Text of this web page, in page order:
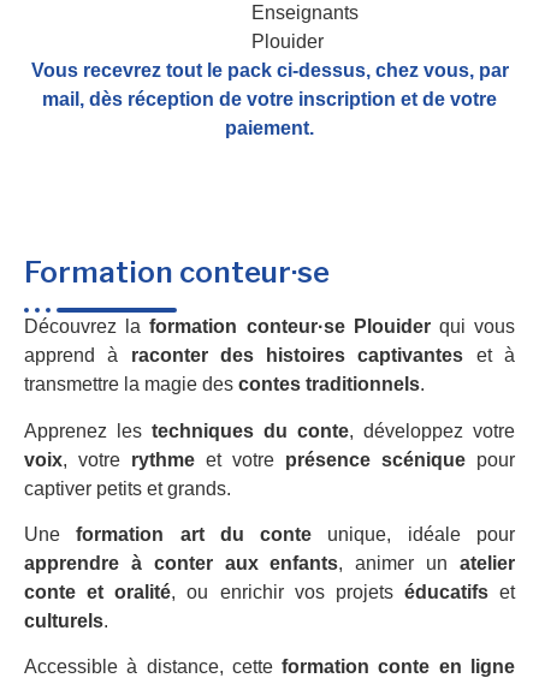
Vous recevrez tout le pack ci-dessus, chez vous, par
mail, dès réception de votre inscription et de votre
paiement.
Formation conteur·se
Découvrez laformation conteur·se Plouiderqui vous
apprend à raconter des histoires captivantes et à
transmettre la magie des contes traditionnels.
Apprenez les techniques du conte, développez votre
voix, votre rythme et votre présence scénique pour
captiver petits et grands.
Uneformation art du conte unique, idéale pour
apprendre à conter aux enfants, animer unatelier
conte et oralité, ou enrichir vos projets éducatifset
culturels.
Accessible à distance, cetteformation conte en ligne